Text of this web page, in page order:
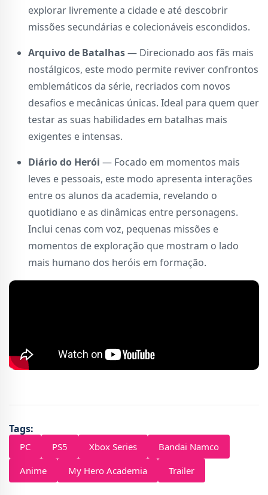
explorar livremente a cidade e até descobrir
missões secundárias e colecionáveis escondidos.
Arquivo de Batalhas— Direcionado aos fãs mais
nostálgicos, este modo permite reviver confrontos
emblemáticos da série, recriados com novos
desafios e mecânicas únicas. Ideal para quem quer
testar as suas habilidades em batalhas mais
exigentes e intensas.
Diário do Herói — Focado em momentos mais
leves e pessoais, este modo apresenta interações
entre os alunos da academia, revelando o
quotidiano e as dinâmicas entre personagens.
Inclui cenas com voz, pequenas missões e
momentos de exploração que mostram o lado
mais humano dos heróis em formação.
Tags:
PC PS5 Xbox Series
Bandai Namco
Anime
My Hero Academia Trailer